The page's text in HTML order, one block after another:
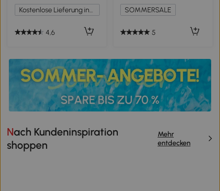
Lackierung, Parkbank
250kg belastbar, Holzbank
110 x 38 x 35 cm Naturholz
Kostenlose Lieferung innerhalb Deutschlands
4,6
SOMMERSALE
5
Nach Kundeninspiration
shoppen
Mehr
entdecken